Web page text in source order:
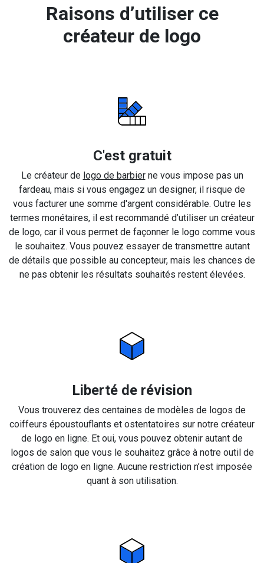
Raisons d’utiliser ce
créateur de logo
C'est gratuit
Le créateur de logo de barbierne vous impose pas un
fardeau, mais si vous engagez un designer, il risque de
vous facturer une somme d'argent considérable. Outre les
termes monétaires, il est recommandé d’utiliser un créateur
de logo, car il vous permet de façonner le logo comme vous
le souhaitez. Vous pouvez essayer de transmettre autant
de détails que possible au concepteur, mais les chances de
ne pas obtenir les résultats souhaités restent élevées.
Liberté de révision
Vous trouverez des centaines de modèles de logos de
coiffeurs époustouflants et ostentatoires sur notre créateur
de logo en ligne. Et oui, vous pouvez obtenir autant de
logos de salon que vous le souhaitez grâce à notre outil de
création de logo en ligne. Aucune restriction n’est imposée
quant à son utilisation.